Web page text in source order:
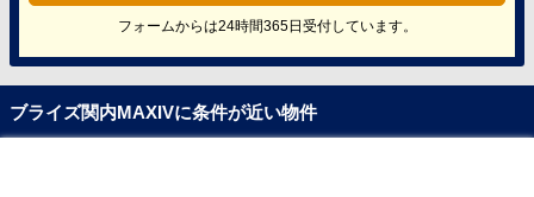
フォームからは24時間365日受付しています。
ブライズ関内MAXIVに条件が近い物件